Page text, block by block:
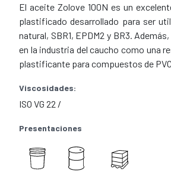
El aceite Zolove 100N es un
plastificado desarrollado para ser
natural, SBR1, EPDM2 y BR3.
en la industria del caucho como una
plastificante para compuestos de
Viscosidades:
ISO VG 22 /
Presentaciones